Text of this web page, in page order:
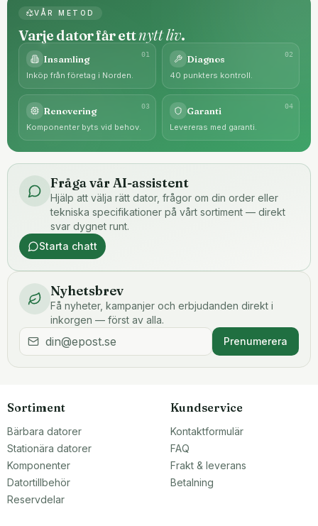
VÅR METOD
Varje dator får ettnytt liv.
01
Insamling
Inköp från företag i Norden.
02
Diagnos
40 punkters kontroll.
03
Renovering
Komponenter byts vid behov.
04
Garanti
Levereras med garanti.
Fråga vår AI-assistent
Hjälp att välja rätt dator, frågor om din order eller
tekniska specifikationer på vårt sortiment — direkt
svar dygnet runt.
Starta chatt
Nyhetsbrev
Få nyheter, kampanjer och erbjudanden direkt i
inkorgen — först av alla.
Prenumerera
Sortiment
Bärbara datorer
Stationära datorer
Komponenter
Datortillbehör
Reservdelar
Kundservice
Kontaktformulär
FAQ
Frakt & leverans
Betalning